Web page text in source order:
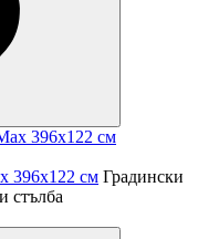
396х122 см Градински
стълба